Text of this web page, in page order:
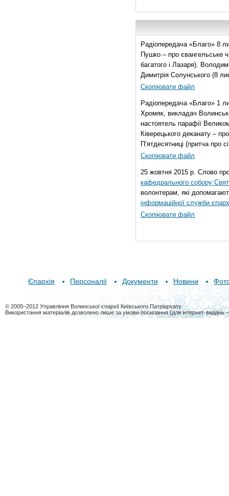
Радіопередача «Благо» 8
Пушко – про євангельське
багатого і Лазаря).
Димитрія Солунського (8
Скопіювати файл
Радіопередача «Благо» 1
Хромяк, викладач
настоятель парафії
Ківерецького деканату –
П’ятдесятниці (притча про
Скопіювати файл
25 жовтня 2015 р. Слово
кафедрального собору
волонтерам, які
інформаційної служби
Скопіювати файл
Єпархія Персоналії Документи Новини
© 2005–2012 Управління Волинської єпархії Київського Патріархату
Використання матеріалів дозволено лише за умови посилання (для інтернет-видань